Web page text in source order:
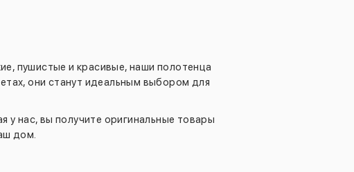
пушистые и красивые, наши полотенца
они станут идеальным выбором для
у нас, вы получите оригинальные товары
дом.